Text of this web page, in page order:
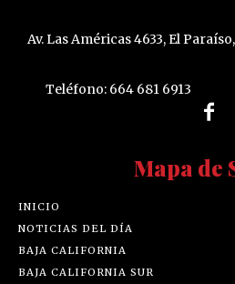
Av. Las Américas 4633, El
Teléfono: 664 681 6913
Mapa de
INICIO
NOTICIAS DEL DÍA
BAJA CALIFORNIA
BAJA CALIFORNIA SUR